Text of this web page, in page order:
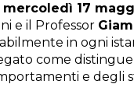
mercoledì 17
e il Professor
in ogni
come
e